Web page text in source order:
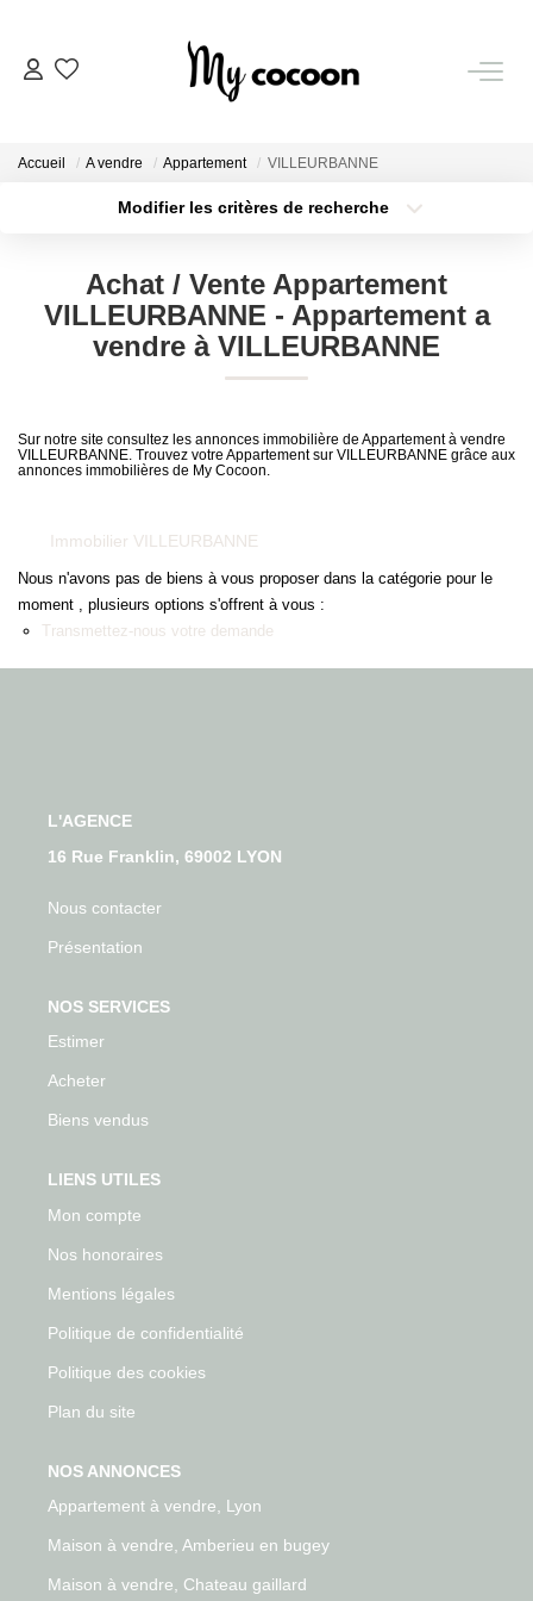
NOS PRESTATIONS
NOTRE AGENCE
Qui Sommes-Nous
Nos Actualités
Avis Clients
Accueil A vendre Appartement VILLEURBANNE
Modifier les critères de recherche
Surface min Budget max
Plus de critères Créer une alerte
Achat / Vente Appartement
VILLEURBANNE - Appartement a
vendre à VILLEURBANNE
Sur notre site consultez les annonces immobilière de Appartement à vendre
VILLEURBANNE. Trouvez votre Appartement sur VILLEURBANNE grâce aux
annonces immobilières de My Cocoon.
Immobilier VILLEURBANNE
Nous n'avons pas de biens à vous proposer dans la catégorie pour le
moment , plusieurs options s'offrent à vous :
Transmettez-nous votre demande
L'AGENCE
16 Rue Franklin, 69002 LYON
Nous contacter
Présentation
NOS SERVICES
Estimer
Acheter
Biens vendus
LIENS UTILES
Mon compte
Nos honoraires
Mentions légales
Politique de confidentialité
Politique des cookies
Plan du site
NOS ANNONCES
Appartement à vendre, Lyon
Maison à vendre, Amberieu en bugey
Maison à vendre, Chateau gaillard